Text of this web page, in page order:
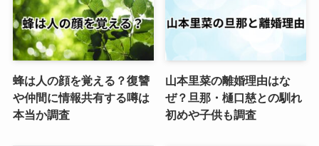
蜂は人の顔を覚える？復讐
や仲間に情報共有する噂は
本当か調査
山本里菜の離婚理由はな
ぜ？旦那・樋口慈との馴れ
初めや子供も調査